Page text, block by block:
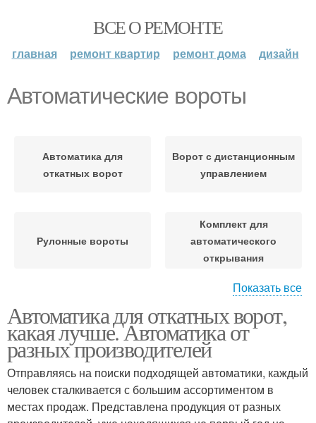
ВСЕ О РЕМОНТЕ
главная ремонт квартир ремонт дома дизайн
Автоматические вороты
Автоматика для
откатных ворот
Ворот с дистанционным
управлением
Рулонные вороты
Комплект для
автоматического
открывания
ворот
Показать все
Автоматика для откатных ворот,
какая лучше. Автоматика от
разных производителей
Отправляясь на поиски подходящей автоматики, каждый
человек сталкивается с большим ассортиментом в
местах продаж. Представлена продукция от разных